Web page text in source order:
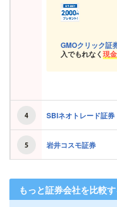
GMOクリック証
入でもれなく現金
SBIネオトレード証券
岩井コスモ証券
もっと証券会社を比較